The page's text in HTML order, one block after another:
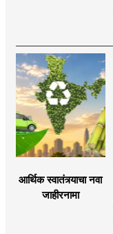
आर्थिक स्वातंत्र्याचा नवा
जाहीरनामा